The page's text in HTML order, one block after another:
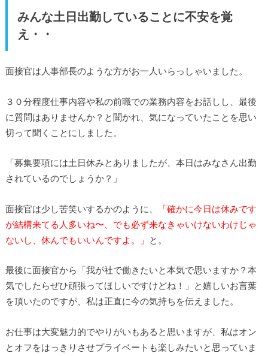
みんな土日出勤していることに不安を覚
え・・
面接官は人事部長のような方がお一人いらっしゃいました。
３０分程度仕事内容や私の前職での業務内容をお話しし、最後
に質問はありませんか？と聞かれ、気になっていたことを思い
切って聞くことにしました。
「募集要項には土日休みとありましたが、本日はみなさん出勤
されているのでしょうか？」
面接官は少し苦笑いするかのように、
「確かに今日は休みです
が結構来てる人多いね〜、でも必ず来なきゃいけないわけじゃ
ないし、休んでもいいんですよ。」
と。
最後に面接官から「我が社で働きたいと本気で思いますか？本
気でしたらぜひ頑張ってほしいですけどね！」と嬉しいお言葉
を頂いたのですが、私は正直に今の気持ちを伝えました。
お仕事は大変魅力的でやりがいもあると思いますが、私はオン
とオフをはっきりさせプライベートも楽しみたいと思っていま